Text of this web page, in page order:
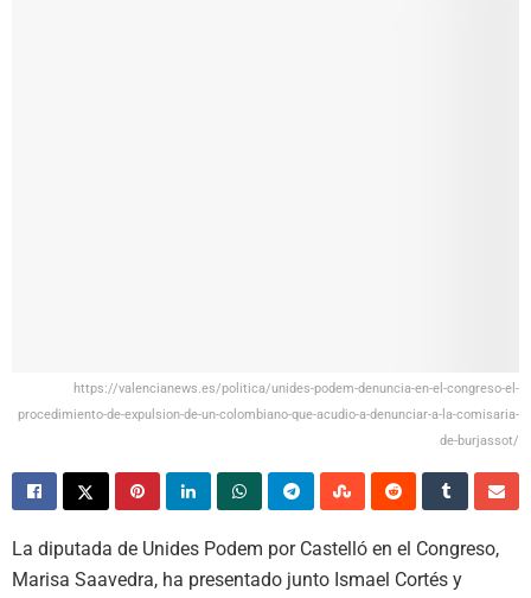
https://valencianews.es/politica/unides-podem-denuncia-en-el-congreso-el-
procedimiento-de-expulsion-de-un-colombiano-que-acudio-a-denunciar-a-la-comisaria-
de-burjassot/
La diputada de Unides Podem por Castelló en el Congreso,
Marisa Saavedra, ha presentado junto Ismael Cortés y